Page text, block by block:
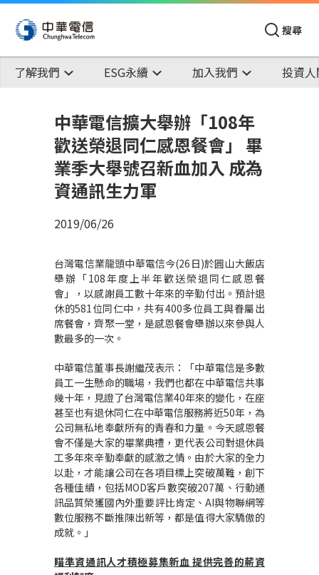
搜尋
了解我們 ESG永續 加入我們 投資
中華電信擴大舉辦「108年
歡送榮退同仁感恩餐會」 畢
業季大舉號召新血加入 成為
資通訊生力軍
2019/06/26
台灣電信業龍頭中華電信今(26日)於圓山大飯店
舉辦「108年度上半年歡送榮退同仁感恩餐
會」，以感謝員工數十年來的辛勤付出。預計退
休的581位同仁中，共有400多位員工與眷屬出
席餐會，齊聚一堂，是感恩餐會舉辦以來參與人
數最多的一次。
中華電信董事長謝繼茂表示：「中華電信是多數
員工一生懸命的職場，我們也都在中華電信共事
幾十年，見證了台灣電信業40年來的變化，在座
甚至也有退休同仁在中華電信服務將近50年，為
公司無私地奉獻所有的青春和力量。今天感恩餐
會不僅是大家的畢業典禮，更代表公司對退休員
工多年來辛勤奉獻的感激之情。由於大家的全力
以赴，才能讓公司在各項目標上突破萬難，創下
各種佳績，包括MOD客戶數突破207萬、行動通
訊品質榮獲國內外重要評比肯定、AI與物聯網等
數位服務不斷推陳出新等，都是值得大家驕傲的
成就。」
瞄準資通訊人才積極募集新血 提供完善的薪資